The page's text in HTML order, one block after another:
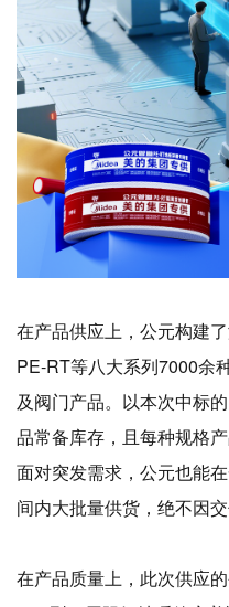
在产品供应上，公元构建
PE-RT等八大系列7000余
及阀门产品。以本次中标
品常备库存，且每种规格
面对突发需求，公元也能
间内大批量供货，绝不因
在产品质量上，此次供应